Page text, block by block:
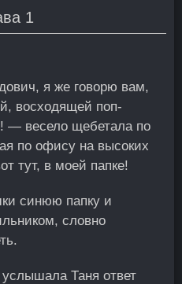
1
я же говорю вам,
восходящей поп-
— весело щебетала по
по офису на высоких
тут, в моей папке!
синюю папку и
словно
Таня ответ